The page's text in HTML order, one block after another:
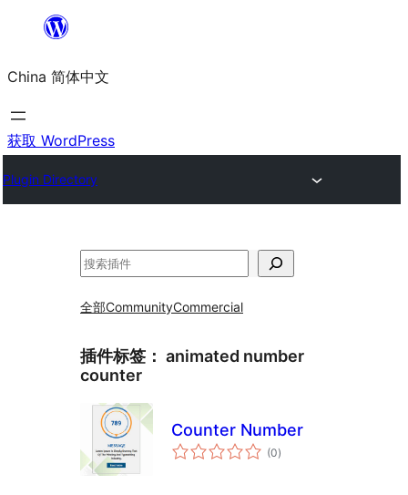
内
容
China 简体中文
获取 WordPress
Plugin Directory
搜
全部CommunityCommercial
插件标签： animated number
counter
Counter Number
(0总
评)